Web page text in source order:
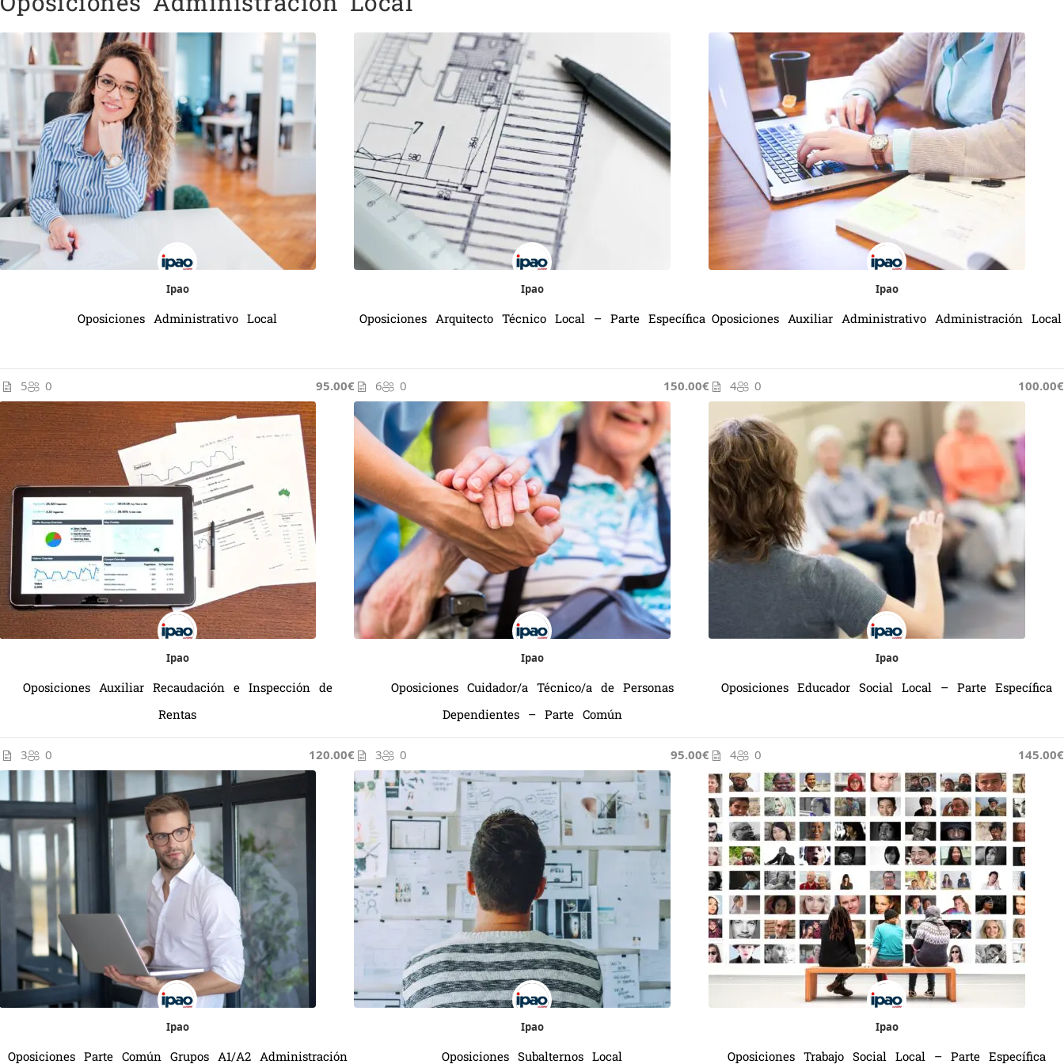
Ipao
Oposiciones Administrativo Local
5 0 95.00€
Ipao
Oposiciones Arquitecto Técnico Local – Parte Específica
6 0 150.00€
Ipao
Oposiciones Auxiliar Administrativo Administración Local
4 0 100.00€
Ipao
Oposiciones Auxiliar Recaudación e Inspección de
Rentas
3 0 120.00€
Ipao
Oposiciones Cuidador/a Técnico/a de Personas
Dependientes – Parte Común
3 0 95.00€
Ipao
Oposiciones Educador Social Local – Parte Específica
4 0 145.00€
Ipao
Oposiciones Parte Común Grupos A1/A2 Administración
Ipao
Oposiciones Subalternos Local
Ipao
Oposiciones Trabajo Social Local – Parte Específica